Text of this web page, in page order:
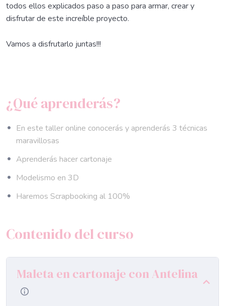
todos ellos explicados paso a paso para armar, crear y
disfrutar de este increíble proyecto.
Vamos a disfrutarlo juntas!!!
¿Qué aprenderás?
En este taller online conocerás y aprenderás 3 técnicas
maravillosas
Aprenderás hacer cartonaje
Modelismo en 3D
Haremos Scrapbooking al 100%
Contenido del curso
Maleta en cartonaje con Antelina